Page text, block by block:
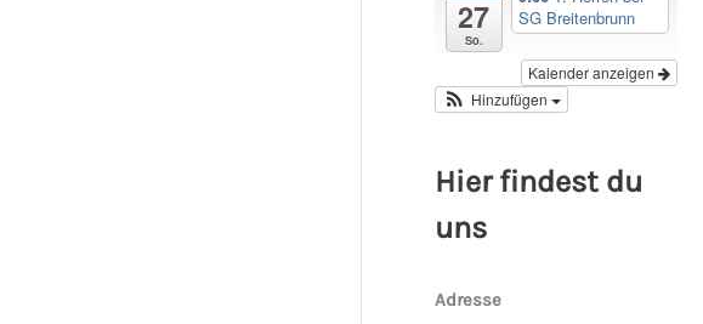
27
So.
SG Breitenbrunn
Kalender anzeigen
Hinzufügen
Hier findest du
uns
Adresse